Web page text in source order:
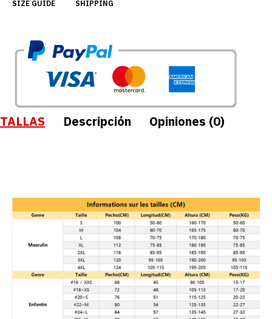
SIZE GUIDE SHIPPING
TALLAS Descripción Opiniones (0)